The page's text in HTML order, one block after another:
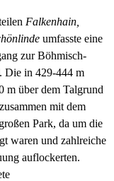
Falkenhain,
umfasste eine
zur Böhmisch-
Die in 429-444 m
m über dem Talgrund
mit dem
Park, da um die
waren und zahlreiche
auflockerten.